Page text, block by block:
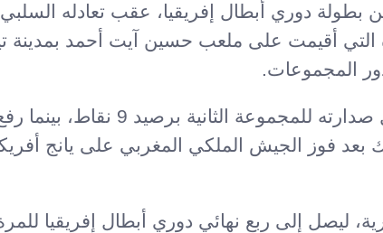
بطولة دوري أبطال إفريقيا، عقب تعادله
التي أقيمت على ملعب حسين آيت أحمد بمدينة
المجموعات.
وعاد الأهلي بتعادل ثمين من خارج ملعبه، ليواصل
وذلك بعد فوز الجيش الملكي المغربي على يانج
ليصل إلى ربع نهائي دوري أبطال إفريقيا